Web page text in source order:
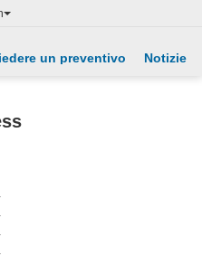
un preventivo Notizie